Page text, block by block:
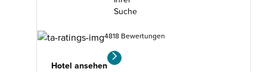
Suche
4818 Bewertungen
Hotel ansehen